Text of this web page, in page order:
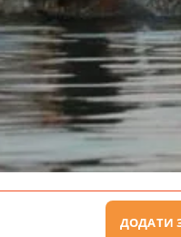
ДОДАТИ